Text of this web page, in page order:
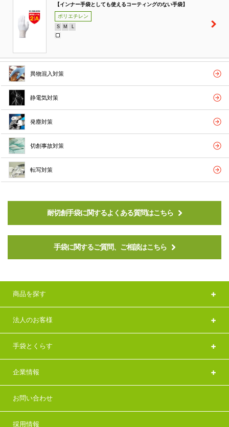
【インナー手袋としても使えるコーティングのない手袋】
ポリエチレン
S M
異物混入対策
静電気対策
発塵対策
切創事故対策
転写対策
耐切創手袋に関するよくある質問はこちら
手袋に関するご質問、ご相談はこちら
商品を探す
法人のお客様
手袋とくらす
企業情報
お問い合わせ
採用情報